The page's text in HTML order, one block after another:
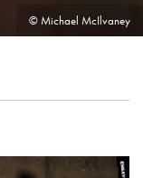
© Michael McIlvaney